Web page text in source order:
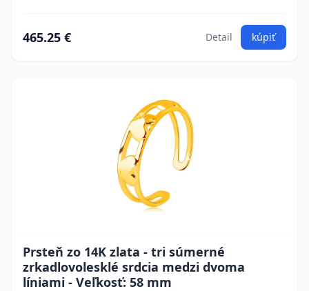
465.25 € Detail kúpiť
Prsteň zo 14K zlata - tri súmerné
zrkadlovolesklé srdcia medzi dvoma
líniami - Veľkosť: 58 mm